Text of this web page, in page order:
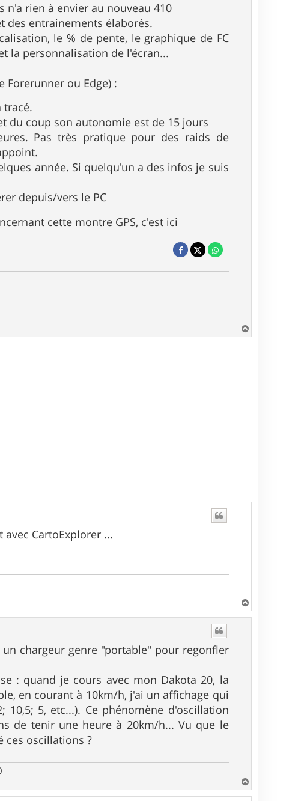
n'a rien à envier au nouveau 410
des entrainements élaborés.
le % de pente, le graphique de FC
la personnalisation de l'écran...
Forerunner ou Edge) :
tracé.
du coup son autonomie est de 15 jours
Pas très pratique pour des raids de
année. Si quelqu'un a des infos je suis
depuis/vers le PC
cette montre GPS, c'est ici
a
CartoExplorer ...
a
chargeur genre "portable" pour regonfler
: quand je cours avec mon Dakota 20, la
en courant à 10km/h, j'ai un affichage qui
5, etc...). Ce phénomène d'oscillation
de tenir une heure à 20km/h... Vu que le
ces oscillations ?
a